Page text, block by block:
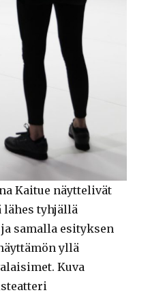
Kaitue näyttelivät
lähes tyhjällä
samalla esityksen
yllä
Kuva